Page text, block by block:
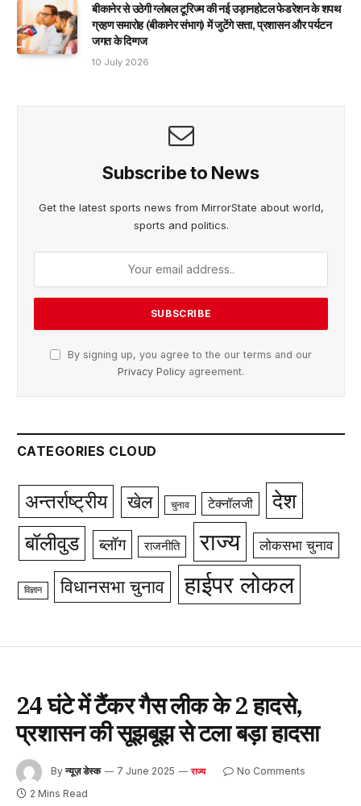
बीकानेर से उठेगी ग्लोबल टूरिज्म की नई उड़ानहोटल फेडरेशन के शपथ
ग्रहण समारोह (बीकानेर संभाग) में जुटेंगे सत्ता, प्रशासन और पर्यटन
जगत के दिग्गज
10 July 2026
Subscribe to News
Get the latest sports news from MirrorState about world,
sports and politics.
By signing up, you agree to the our terms and our
Privacy Policy agreement.
CATEGORIES CLOUD
अन्तर्राष्ट्रीय खेल चुनाव टेक्नॉलजी देश
बॉलीवुड ब्लॉग राजनीति राज्य लोकसभा चुनाव
विज्ञान विधानसभा चुनाव हाईपर लोकल
24 घंटे में टैंकर गैस लीक के 2 हादसे,
प्रशासन की सूझबूझ से टला बड़ा हादसा
By न्यूज़ डेस्क 7 June 2025 राज्य
No Comments
2 Mins Read